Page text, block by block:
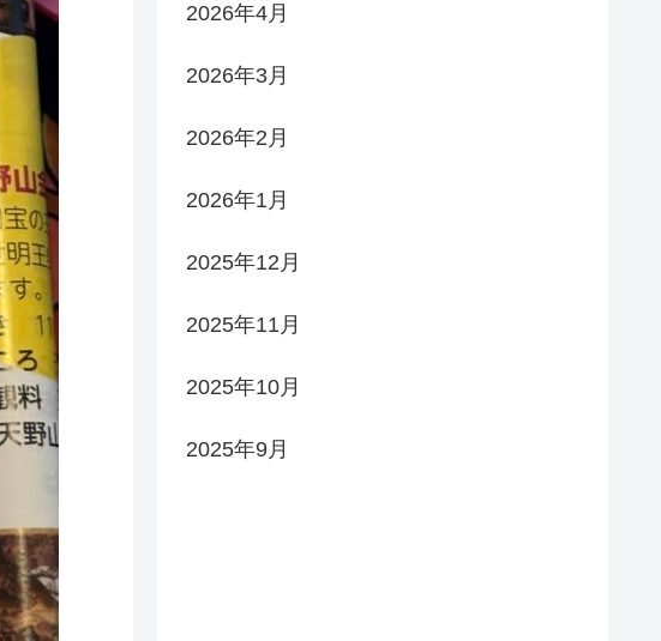
2026年4月
2026年3月
2026年2月
2026年1月
2025年12月
2025年11月
2025年10月
2025年9月